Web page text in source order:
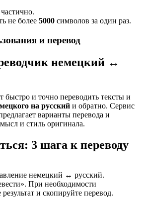
не более 5000 символов за один раз.
и перевод
немецкий ↔
быстро и точно переводить тексты и
на русский и обратно. Сервис
варианты перевода и
и стиль оригинала.
3 шага к переводу
немецкий ↔ русский.
При необходимости
и скопируйте перевод.